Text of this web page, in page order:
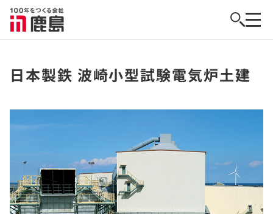
日本製鉄 波崎小型試験電気炉土建